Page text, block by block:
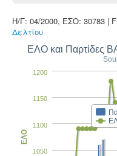
Η/Γ: 04/2000, ΕΣΟ: 30783 |
Δελτίου
ΕΛΟ και
1050
1100
1150
1200
ΕΛΟ